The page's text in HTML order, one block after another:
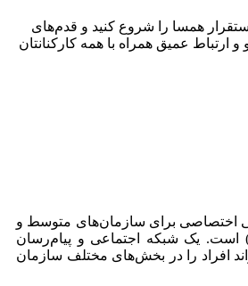
استقرار همسا را شروع کنید و قدم‌های
و ارتباط عمیق همراه با همه کارکنانتان
اختصاصی برای سازمان‌های متوسط و
تا ۵۰۰۰ نفر) است. یک شبکه اجتماعی و پیام‌رسان
افراد را در بخش‌های مختلف سازمان